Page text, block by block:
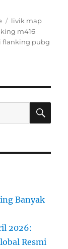
Tags
livik map
m416
flanking pubg
Banyak
2026:
Resmi